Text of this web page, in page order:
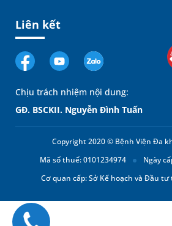
Liên kết
Chịu trách nhiệm nội dung:
GĐ. BSCKII. Nguyễn Đình Tuấn
Copyright 2020 © Bệnh Viện Đa
Mã số thuế: 0101234974
Ngày
Cơ quan cấp: Sở Kế hoạch và Đầu